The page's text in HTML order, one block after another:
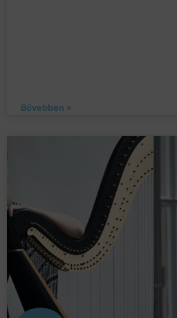
Bővebben »